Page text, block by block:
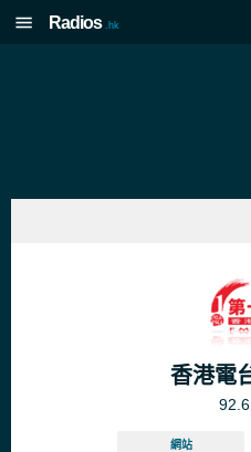
Radios .hk
香港電
網站